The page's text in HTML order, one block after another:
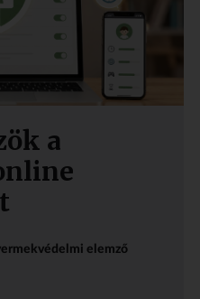
a
elemző